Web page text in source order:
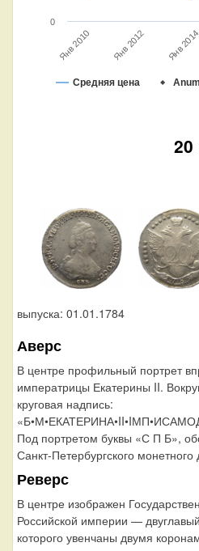
Средняя цена
Янв 2010 Янв 2012 Янв 2014
0
20
выпуска: 01.01.1784
Аверс
В центре профильный портрет
императрицы Екатерины II.
круговая надпись:
Под портретом буквы «С П Б»,
Санкт-Петербургского монетного
Реверс
В центре изображен
Российской империи —
которого увенчаны двумя